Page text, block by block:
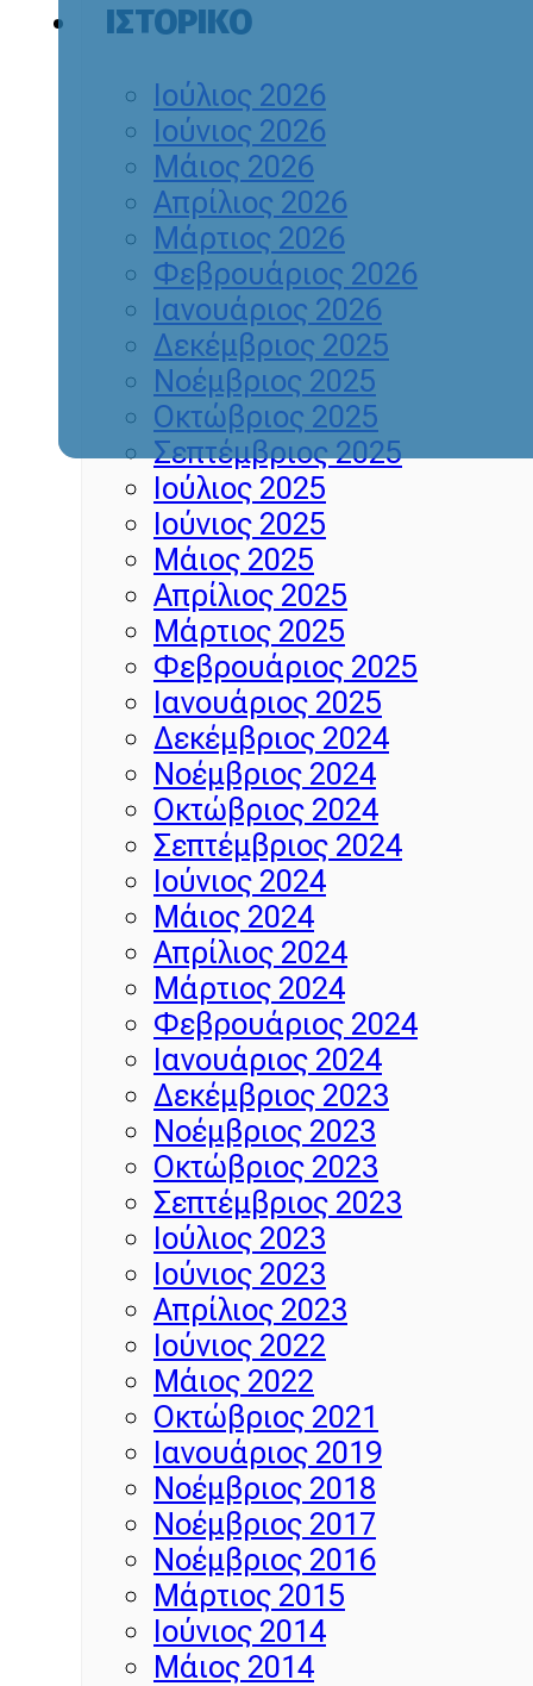
ΙΣΤΟΡΙΚΌ
Ιούλιος 2026
Ιούνιος 2026
Μάιος 2026
Απρίλιος 2026
Μάρτιος 2026
Φεβρουάριος 2026
Ιανουάριος 2026
Δεκέμβριος 2025
Νοέμβριος 2025
Οκτώβριος 2025
Σεπτέμβριος 2025
Ιούλιος 2025
Ιούνιος 2025
Μάιος 2025
Απρίλιος 2025
Μάρτιος 2025
Φεβρουάριος 2025
Ιανουάριος 2025
Δεκέμβριος 2024
Νοέμβριος 2024
Οκτώβριος 2024
Σεπτέμβριος 2024
Ιούνιος 2024
Μάιος 2024
Απρίλιος 2024
Μάρτιος 2024
Φεβρουάριος 2024
Ιανουάριος 2024
Δεκέμβριος 2023
Νοέμβριος 2023
Οκτώβριος 2023
Σεπτέμβριος 2023
Ιούλιος 2023
Ιούνιος 2023
Απρίλιος 2023
Ιούνιος 2022
Μάιος 2022
Οκτώβριος 2021
Ιανουάριος 2019
Νοέμβριος 2018
Νοέμβριος 2017
Νοέμβριος 2016
Μάρτιος 2015
Ιούνιος 2014
Μάιος 2014